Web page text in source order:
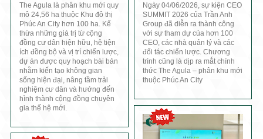
The Agula là phân khu mới quy
mô 24,56 ha thuộc Khu đô thị
Phúc An City hơn 100 ha. Kế
thừa những giá trị từ cộng
đồng cư dân hiện hữu, hệ tiện
ích đồng bộ và vị trí chiến lược,
dự án được quy hoạch bài bản
nhằm kiến tạo không gian
sống hiện đại, nâng tầm trải
nghiệm cư dân và hướng đến
hình thành cộng đồng chuyên
gia thế hệ mới.
Ngày 04/06/2026, sự kiện CEO
SUMMIT 2026 của Trần Anh
Group đã diễn ra thành công
với sự tham dự của hơn 100
CEO, các nhà quản lý và các
đối tác chiến lược. Chương
trình cũng là dịp ra mắt chính
thức The Agula – phân khu mới
thuộc Phúc An City